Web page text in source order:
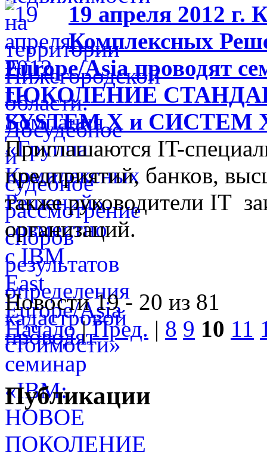
19 апреля 2012 г.
Комплексных
Europe/Asia проводят
ПОКОЛЕНИЕ
SYSTEM X и
Приглашаются IT-
предприятий, банков,
также руководители IT
организаций.
Новости 19 - 20 из 81
Начало|Пред. | 8 9 10 11
Публикации